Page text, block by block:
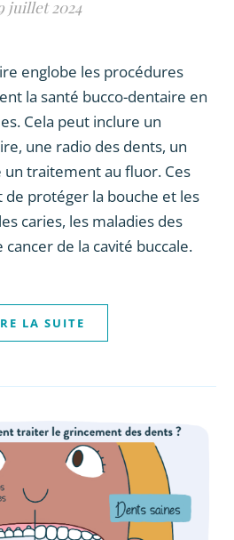
juillet 2024
la santé bucco-dentaire en
Cela peut inclure un
une radio des dents, un
traitement au fluor. Ces
protéger la bouche et les
caries, les maladies des
de la cavité buccale.
LA SUITE